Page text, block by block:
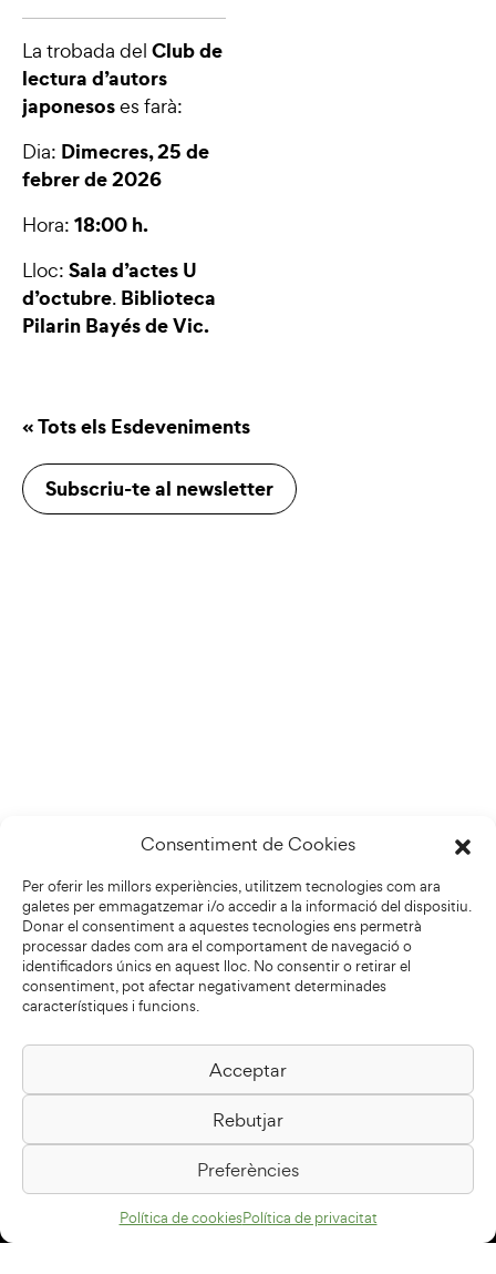
Consentiment de Cookies
Per oferir les millors experiències, utilitzem tecnologies com ara
galetes per emmagatzemar i/o accedir a la informació del dispositiu.
Donar el consentiment a aquestes tecnologies ens permetrà
processar dades com ara el comportament de navegació o
identificadors únics en aquest lloc. No consentir o retirar el
consentiment, pot afectar negativament determinades
característiques i funcions.
Acceptar
Rebutjar
Preferències
Política de cookiesPolítica de privacitat
La trobada del Club de
lectura d’autors
japonesoses farà:
Dia: Dimecres, 25 de
febrer de 2026
Hora: 18:00 h.
Lloc: Sala d’actes U
d’octubre. Biblioteca
Pilarin Bayés de Vic.
« Tots els Esdeveniments
Subscriu-te al newsletter
Biblioteca Pilarin Bayés
Passeig de la Generalitat, 1
08500 Vic